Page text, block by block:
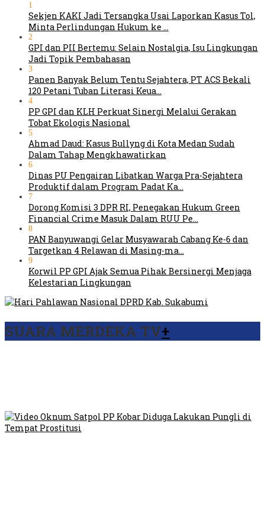
1
Sekjen KAKI Jadi Tersangka Usai Laporkan Kasus Tol,
Minta Perlindungan Hukum ke …
2
GPI dan PII Bertemu: Selain Nostalgia, Isu Lingkungan
Jadi Topik Pembahasan
3
Panen Banyak Belum Tentu Sejahtera, PT ACS Bekali
120 Petani Tuban Literasi Keua…
4
PP GPI dan KLH Perkuat Sinergi Melalui Gerakan
Tobat Ekologis Nasional
5
Ahmad Daud: Kasus Bullyng di Kota Medan Sudah
Dalam Tahap Mengkhawatirkan
6
Dinas PU Pengairan Libatkan Warga Pra-Sejahtera
Produktif dalam Program Padat Ka…
7
Dorong Komisi 3 DPR RI, Penegakan Hukum Green
Financial Crime Masuk Dalam RUU Pe…
8
PAN Banyuwangi Gelar Musyawarah Cabang Ke-6 dan
Targetkan 4 Relawan di Masing-ma…
9
Korwil PP GPI Ajak Semua Pihak Bersinergi Menjaga
Kelestarian Lingkungan
SUARA MERDEKA TV+